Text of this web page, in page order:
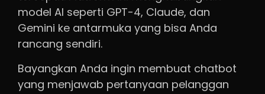
model AI seperti GPT-4, Claude, dan
Gemini ke antarmuka yang bisa Anda
rancang sendiri.
Bayangkan Anda ingin membuat chatbot
yang menjawab pertanyaan pelanggan